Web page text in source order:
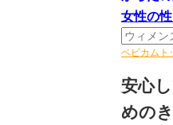
女性の
ベビカムト
安心
めの